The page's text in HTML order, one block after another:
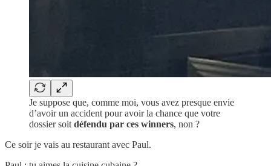
Je suppose que, comme moi, vous avez presque envie
d’avoir un accident pour avoir la chance que votre
dossier soit défendu par ces winners, non ?
Ce soir je vais au restaurant avec Paul.